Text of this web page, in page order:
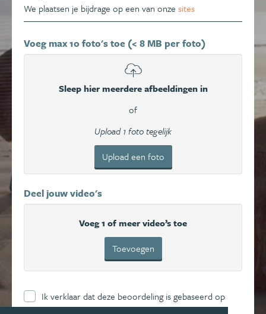
We plaatsen je bijdrage op een van onze sites
Voeg max 10 foto's toe (< 8 MB per foto)
Sleep hier meerdere afbeeldingen in
of
Upload 1 foto tegelijk
Upload een foto
Deel jouw video's
Voeg 1 of meer video’s toe
Toevoegen
Ik verklaar dat deze beoordeling is gebaseerd op
mijn eigen ervaring en ga hierbij akkoord met de